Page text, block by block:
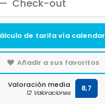
de tarifa vía
Añadir a sus favoritos
Valoración media
12 Valoraciones 8,7